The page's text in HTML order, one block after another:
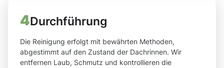
4Durchführung
Die Reinigung erfolgt mit bewährten Methoden,
abgestimmt auf den Zustand der Dachrinnen. Wir
entfernen Laub, Schmutz und kontrollieren die